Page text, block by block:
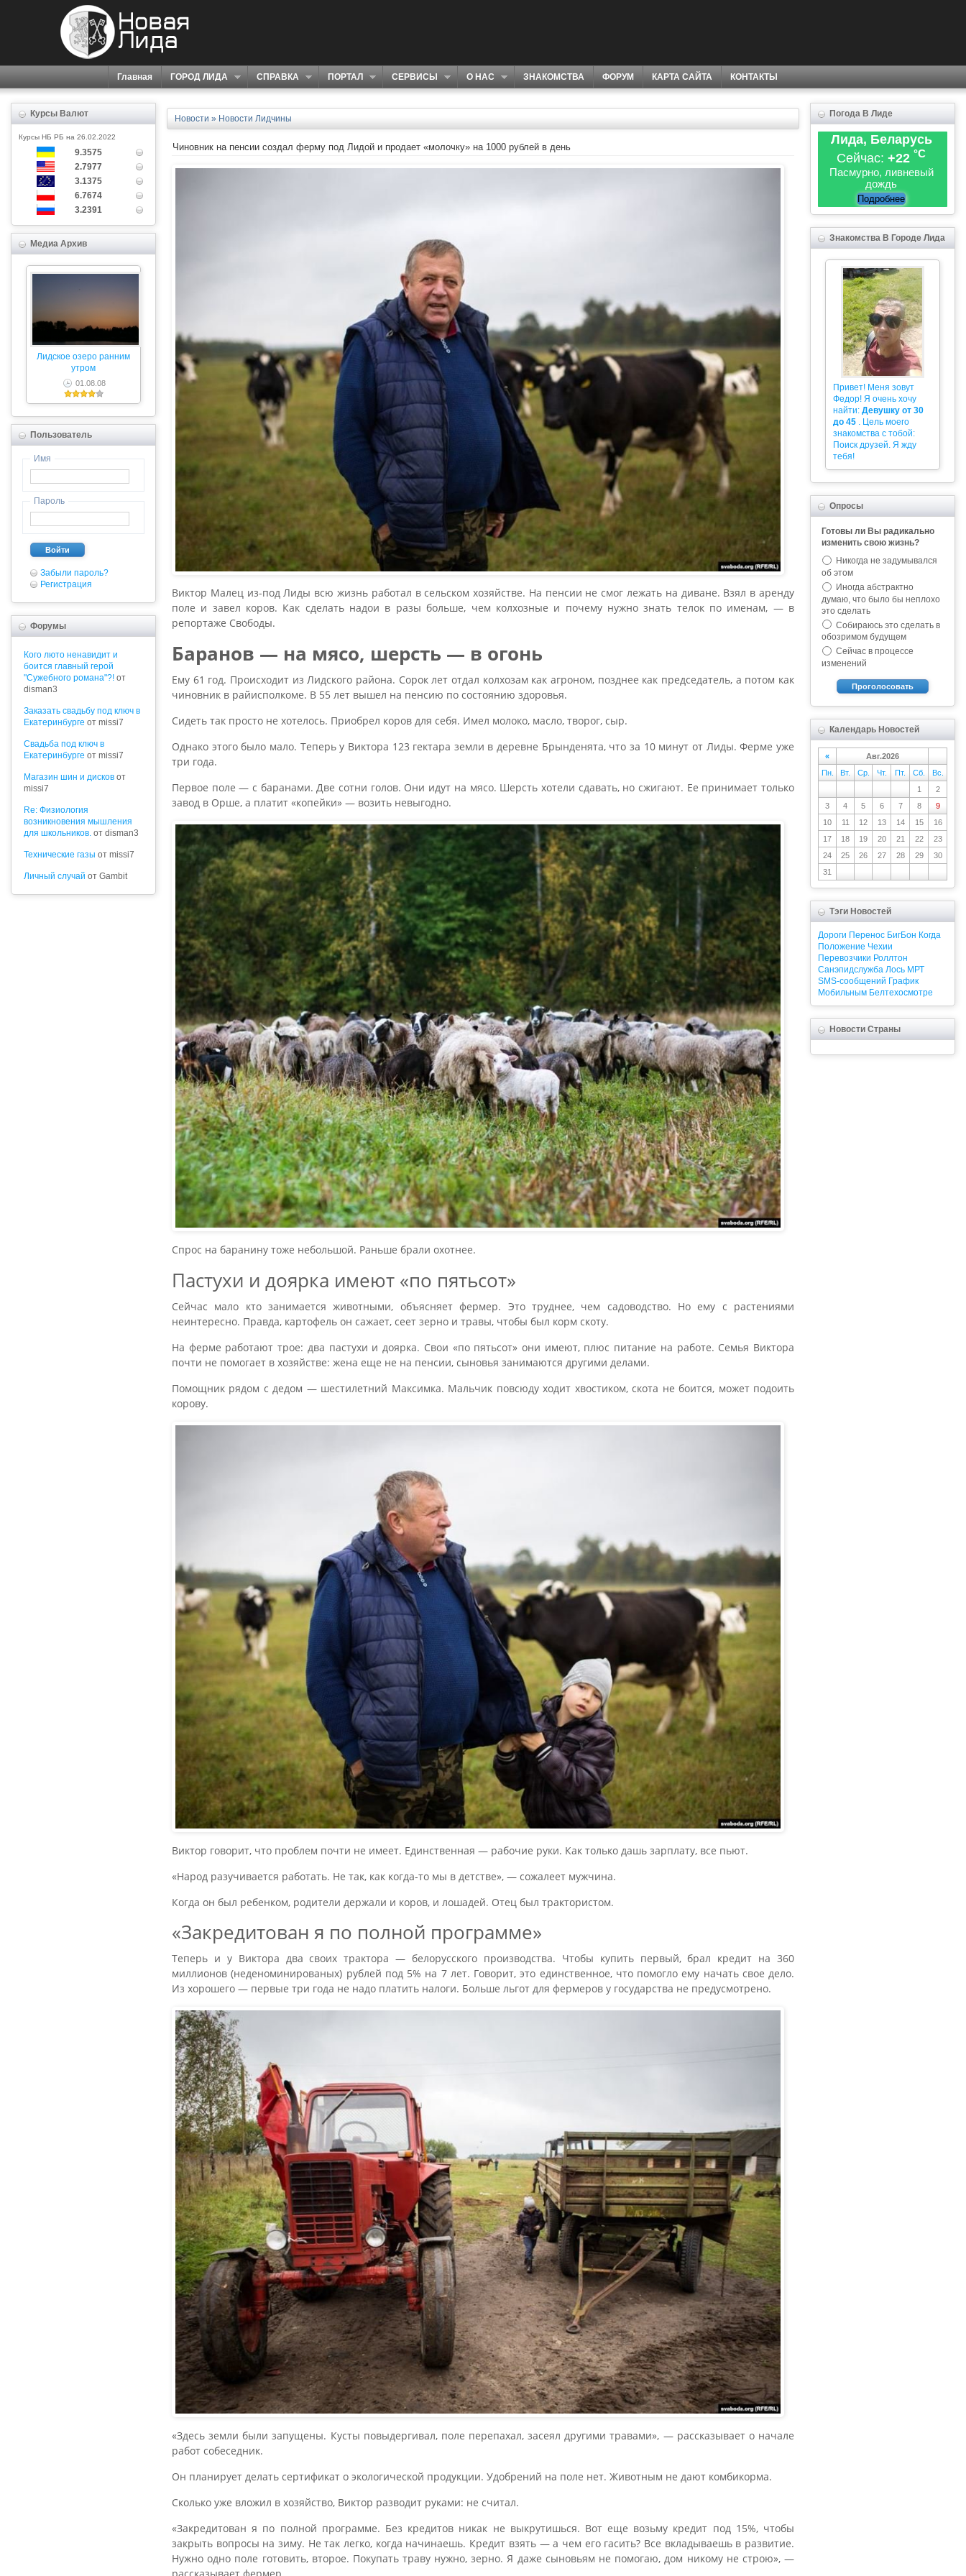
Главная ГОРОД ЛИДА СПРАВКА ПОРТАЛ СЕРВИСЫ О НАС ЗНАКОМСТВА ФОРУМ КАРТА САЙТА КОНТАКТЫ
Курсы Валют
Курсы НБ РБ на 26.02.2022
9.3575
2.7977
3.1375
6.7674
3.2391
Медиа Архив
Лидское озеро ранним
утром
01.08.08
Пользователь
Имя
Пароль
Войти
Забыли пароль?
Регистрация
Форумы
Кого люто ненавидит и
боится главный герой
"Сужебного романа"?! от
disman3
Заказать свадьбу под ключ в
Екатеринбурге от missi7
Cвадьба под ключ в
Екатеринбурге от missi7
Магазин шин и дисков от
missi7
Re: Физиология
возникновения мышления
для школьников. от disman3
Технические газы от missi7
Личный случай от Gambit
Новости » Новости Лидчины
Чиновник на пенсии создал ферму под Лидой и продает «молочку» на 1000 рублей в день
Виктор Малец из-под Лиды всю жизнь работал в сельском хозяйстве. На пенсии не смог лежать на диване. Взял в аренду
поле и завел коров. Как сделать надои в разы больше, чем колхозные и почему нужно знать телок по именам, — в
репортаже Свободы.
Баранов — на мясо, шерсть — в огонь
Ему 61 год. Происходит из Лидского района. Сорок лет отдал колхозам как агроном, позднее как председатель, а потом как
чиновник в райисполкоме. В 55 лет вышел на пенсию по состоянию здоровья.
Сидеть так просто не хотелось. Приобрел коров для себя. Имел молоко, масло, творог, сыр.
Однако этого было мало. Теперь у Виктора 123 гектара земли в деревне Брынденята, что за 10 минут от Лиды. Ферме уже
три года.
Первое поле — с баранами. Две сотни голов. Они идут на мясо. Шерсть хотели сдавать, но сжигают. Ее принимает только
завод в Орше, а платит «копейки» — возить невыгодно.
Спрос на баранину тоже небольшой. Раньше брали охотнее.
Пастухи и доярка имеют «по пятьсот»
Сейчас мало кто занимается животными, объясняет фермер. Это труднее, чем садоводство. Но ему с растениями
неинтересно. Правда, картофель он сажает, сеет зерно и травы, чтобы был корм скоту.
На ферме работают трое: два пастухи и доярка. Свои «по пятьсот» они имеют, плюс питание на работе. Семья Виктора
почти не помогает в хозяйстве: жена еще не на пенсии, сыновья занимаются другими делами.
Помощник рядом с дедом — шестилетний Максимка. Мальчик повсюду ходит хвостиком, скота не боится, может подоить
корову.
Виктор говорит, что проблем почти не имеет. Единственная — рабочие руки. Как только дашь зарплату, все пьют.
«Народ разучивается работать. Не так, как когда-то мы в детстве», — сожалеет мужчина.
Когда он был ребенком, родители держали и коров, и лошадей. Отец был трактористом.
«Закредитован я по полной программе»
Теперь и у Виктора два своих трактора — белорусского производства. Чтобы купить первый, брал кредит на 360
миллионов (неденоминированых) рублей под 5% на 7 лет. Говорит, это единственное, что помогло ему начать свое дело.
Из хорошего — первые три года не надо платить налоги. Больше льгот для фермеров у государства не предусмотрено.
«Здесь земли были запущены. Кусты повыдергивал, поле перепахал, засеял другими травами», — рассказывает о начале
работ собеседник.
Он планирует делать сертификат о экологической продукции. Удобрений на поле нет. Животным не дают комбикорма.
Сколько уже вложил в хозяйство, Виктор разводит руками: не считал.
«Закредитован я по полной программе. Без кредитов никак не выкрутишься. Вот еще возьму кредит под 15%, чтобы
закрыть вопросы на зиму. Не так легко, когда начинаешь. Кредит взять — а чем его гасить? Все вкладываешь в развитие.
Нужно одно поле готовить, второе. Покупать траву нужно, зерно. Я даже сыновьям не помогаю, дом никому не строю», —
Погода В Лиде
Лида, Беларусь
Сейчас: +22 °C
Пасмурно, ливневый
дождь
Подробнее
Знакомства В Городе Лида
Привет! Меня зовут
Федор! Я очень хочу
найти: Девушку от 30
до 45 . Цель моего
знакомства с тобой:
Поиск друзей. Я жду
тебя!
Опросы
Готовы ли Вы радикально
изменить свою жизнь?
Никогда не задумывался
об этом
Иногда абстрактно
думаю, что было бы неплохо
это сделать
Собираюсь это сделать в
обозримом будущем
Сейчас в процессе
изменений
Проголосовать
Календарь Новостей
«
Авг.2026
Пн.
Вт. Ср. Чт. Пт. Сб.
Вс.
1
2
3
4 5 6 7 8
9
10
11 12 13 14 15
16
17
18 19 20 21 22
23
24
25 26 27 28 29
30
31
Тэги Новостей
Дороги Перенос БигБон Когда
Положение Чехии
Перевозчики Роллтон
Санэпидслужба Лось МРТ
SMS-сообщений График
Мобильным Белтехосмотре
Новости Страны